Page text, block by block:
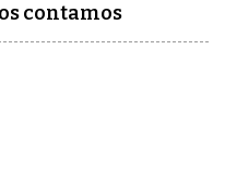
contamos